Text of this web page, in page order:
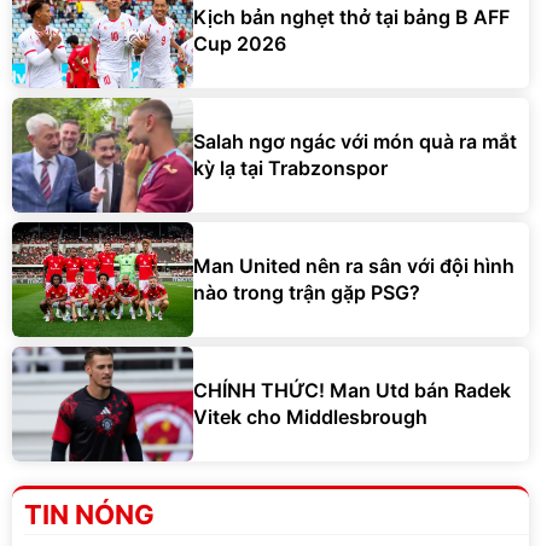
Kịch bản nghẹt thở tại bảng B AFF
Cup 2026
Salah ngơ ngác với món quà ra mắt
kỳ lạ tại Trabzonspor
Man United nên ra sân với đội hình
nào trong trận gặp PSG?
CHÍNH THỨC! Man Utd bán Radek
Vitek cho Middlesbrough
TIN NÓNG